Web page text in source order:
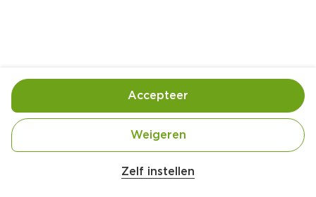
Ingrediënten Bereiding
Zelf instellen
Weigeren
Accepteer